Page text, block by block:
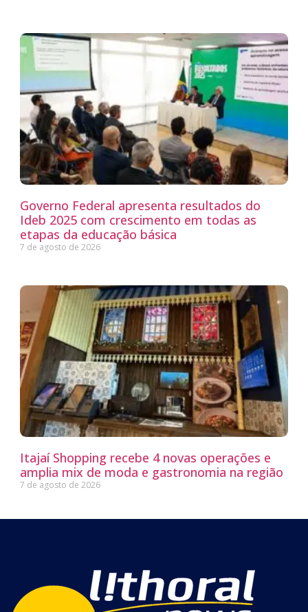
Governo Federal apresenta resultados do
Ideb 2025 com crescimento em todas as
etapas da educação básica
7 de agosto de 2026
Itajaí Shopping recebe 4 novas operações e
amplia mix de moda e gastronomia na região
7 de agosto de 2026